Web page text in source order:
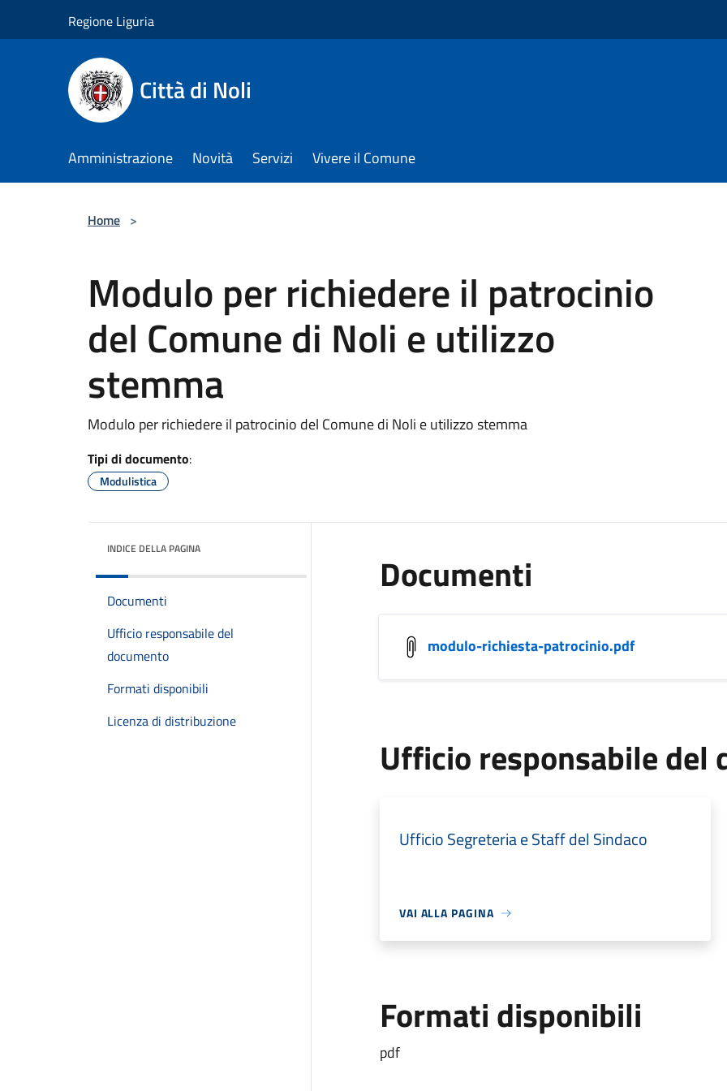
Regione Liguria
Città di Noli
Amministrazione Novità Servizi Vivere il Comune
Home >
Modulo per richiedere il patrocinio
del Comune di Noli e utilizzo
stemma
Modulo per richiedere il patrocinio del Comune di Noli e utilizzo stemma
Tipi di documento:
Modulistica
INDICE DELLA PAGINA
Documenti
Ufficio responsabile del
documento
Formati disponibili
Licenza di distribuzione
Documenti
modulo-richiesta-patrocinio.pdf
Ufficio responsabile del
Ufficio Segreteria e Staff del Sindaco
VAI ALLA PAGINA
Formati disponibili
pdf